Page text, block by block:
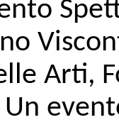
Arti,